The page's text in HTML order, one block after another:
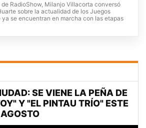
RadioShow, Milanjo Villacorta conversó
sobre la actualidad de los Juegos
se encuentran en marcha con las etapas